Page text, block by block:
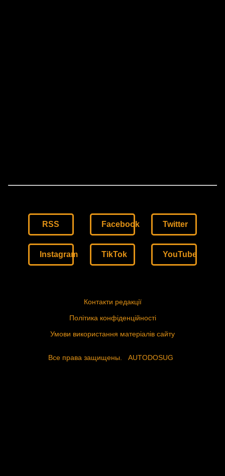
RSS Facebook Twitter
Instagram TikTok YouTube
Контакти редакції
Політика конфіденційності
Умови використання матеріалів сайту
Все права защищены. AUTODOSUG